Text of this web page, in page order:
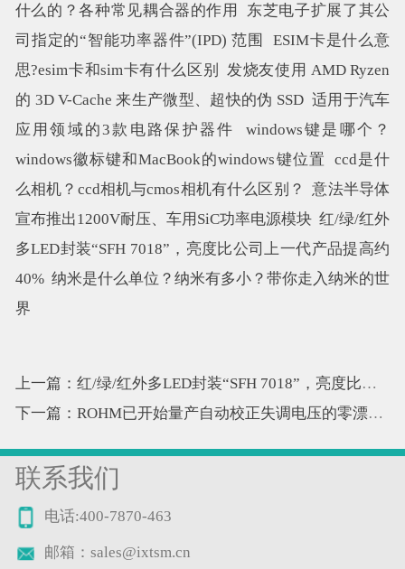
什么的？各种常见耦合器的作用
东芝电子扩展了其公
司指定的“智能功率器件”(IPD) 范围
ESIM卡是什么意
思?esim卡和sim卡有什么区别
发烧友使用 AMD Ryzen
的 3D V-Cache 来生产微型、超快的伪 SSD 适用于汽车
应用领域的3款电路保护器件
windows键是哪个？
windows徽标键和MacBook的windows键位置
ccd是什
么相机？ccd相机与cmos相机有什么区别？
意法半导体
宣布推出1200V耐压、车用SiC功率电源模块 红/绿/红外
多LED封装“SFH 7018”，亮度比公司上一代产品提高约
40% 纳米是什么单位？纳米有多小？带你走入纳米的世
界
上一篇：红/绿/红外多LED封装“SFH 7018”，亮度比公司上一代产品提高约40%
下一篇：ROHM已开始量产自动校正失调电压的零漂移运算放大器
联系我们
电话:400-7870-463
邮箱：sales@ixtsm.cn